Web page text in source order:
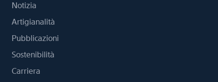
Notizia
Artigianalità
Pubblicazioni
Sostenibilità
Carriera